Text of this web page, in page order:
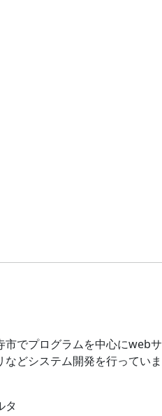
市でプログラムを中心にwebサ
などシステム開発を行っていま
タ